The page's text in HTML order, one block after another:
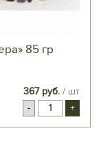
85 гр
367 руб. / шт
-
+